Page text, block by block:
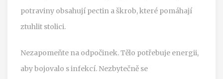
potraviny obsahují pectin a škrob, které pomáhají
ztuhlit stolici.
Nezapomeňte na odpočinek. Tělo potřebuje energii,
aby bojovalo s infekcí. Nezbytečně se